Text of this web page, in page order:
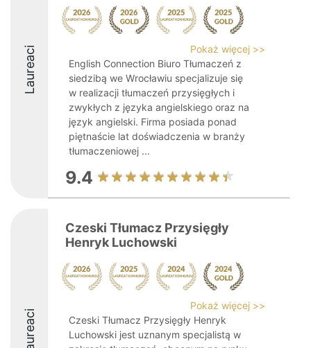
Laureaci
Pokaż więcej >>
English Connection Biuro Tłumaczeń z
siedzibą we Wrocławiu specjalizuje się
w realizacji tłumaczeń przysięgłych i
zwykłych z języka angielskiego oraz na
język angielski. Firma posiada ponad
piętnaście lat doświadczenia w branży
tłumaczeniowej ...
9.4
Laureaci
Czeski Tłumacz Przysięgły
Henryk Luchowski
Pokaż więcej >>
Czeski Tłumacz Przysięgły Henryk
Luchowski jest uznanym specjalistą w